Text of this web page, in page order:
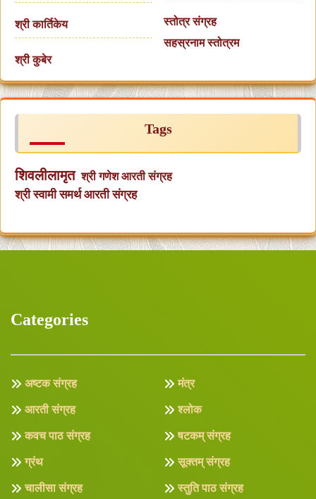
श्री कार्तिकेय
श्री कुबेर
स्तोत्र संग्रह
सहस्रनाम स्तोत्रम
Tags
शिवलीलामृत श्री गणेश आरती संग्रह
श्री स्वामी समर्थ आरती संग्रह
Categories
अष्टक संग्रह
आरती संग्रह
कवच पाठ संग्रह
ग्रंथ
चालीसा संग्रह
मंत्र
श्लोक
षटकम् संग्रह
सूक्तम् संग्रह
स्तुति पाठ संग्रह